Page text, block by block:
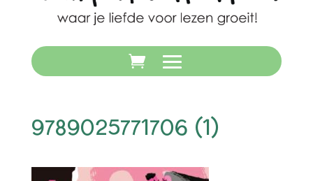
9789025771706 (1)